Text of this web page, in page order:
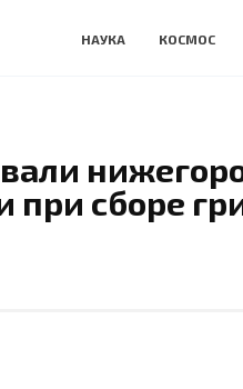
НАУКА КОСМОС
сборе